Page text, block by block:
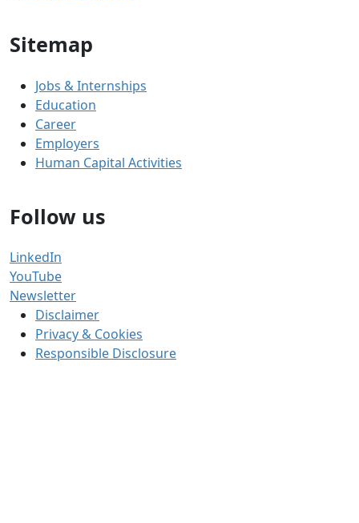
Sitemap
Jobs & Internships
Education
Career
Employers
Human Capital Activities
Follow us
LinkedIn
YouTube
Newsletter
Disclaimer
Privacy & Cookies
Responsible Disclosure